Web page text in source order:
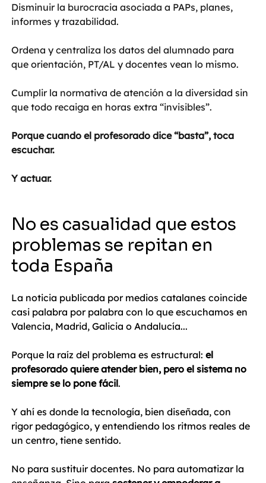
Disminuir la burocracia asociada a PAPs, planes,
informes y trazabilidad.
Ordena y centraliza los datos del alumnado para
que orientación, PT/AL y docentes vean lo mismo.
Cumplir la normativa de atención a la diversidad sin
que todo recaiga en horas extra “invisibles”.
Porque cuando el profesorado dice “basta”, toca
escuchar.
Y actuar.
No es casualidad que estos
problemas se repitan en
toda España
La noticia publicada por medios catalanes coincide
casi palabra por palabra con lo que escuchamos en
Valencia, Madrid, Galicia o Andalucía...
Porque la raíz del problema es estructural: el
profesorado quiere atender bien, pero el sistema no
siempre se lo pone fácil.
Y ahí es donde la tecnología, bien diseñada, con
rigor pedagógico, y entendiendo los ritmos reales de
un centro, tiene sentido.
No para sustituir docentes. No para automatizar la